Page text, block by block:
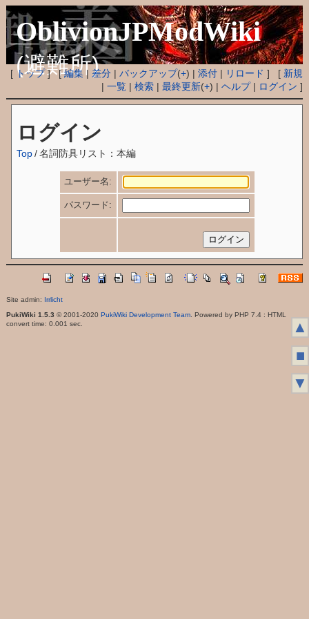
OblivionJPModWiki
(避難所)
[ トップ] [編集| 差分 |バックアップ(+) |添付 | リロード ] [ 新規
|一覧 |検索 |最終更新(+) |ヘルプ| ログイン ]
ログイン
Top /名詞防具リスト：本編
ユーザー名:
パスワード:
Site admin: Irrlicht
PukiWiki 1.5.3 © 2001-2020 PukiWiki Development Team. Powered by PHP 7.4 : HTML
convert time: 0.001 sec.
▲
■
▼